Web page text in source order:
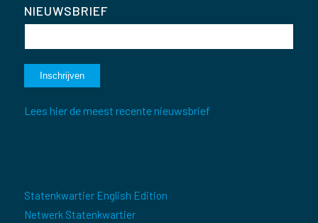
NIEUWSBRIEF
Lees hier de meest recente nieuwsbrief
Statenkwartier English Edition
Netwerk Statenkwartier